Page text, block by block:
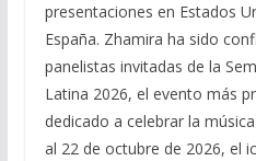
presentaciones en Estados
España. Zhamira ha sido
panelistas invitadas de la
Latina 2026, el evento más
dedicado a celebrar la
al 22 de octubre de 2026, el